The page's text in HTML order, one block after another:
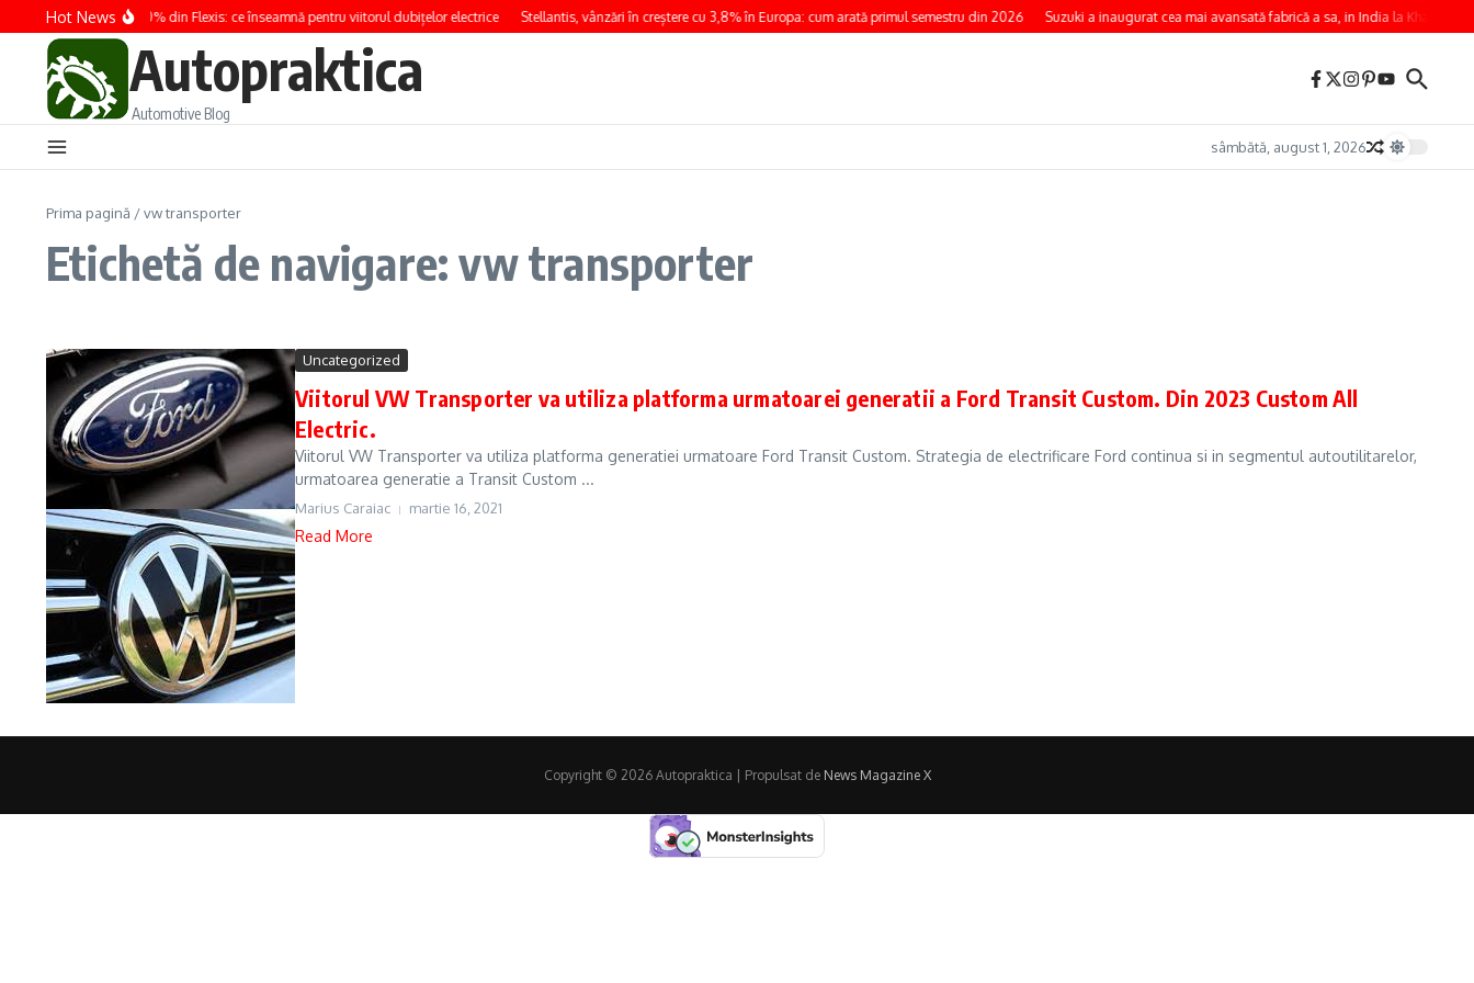
Sari la conținut
Hot News
Renault preia 100% din Flexis: ce înseamnă pentru viitorul dubițelor electrice Stellantis, vânzări în creștere cu 3,8% în Europa: cum arată primul semestru din 2026 Suzuki a inaugurat cea mai avansată fabrică a sa, in India la Kharkhoda
Autopraktica
Automotive Blog
sâmbătă, august 1, 2026
Prima pagină /vw transporter
Etichetă de navigare: vw transporter
Uncategorized
Viitorul VW Transporter va utiliza platforma urmatoarei generatii a Ford Transit Custom. Din 2023 Custom All
Electric.
Viitorul VW Transporter va utiliza platforma generatiei urmatoare Ford Transit Custom. Strategia de electrificare Ford continua si in segmentul autoutilitarelor,
urmatoarea generatie a Transit Custom ...
Marius Caraiac martie 16, 2021
Read More
Copyright © 2026 Autopraktica | Propulsat de News Magazine X